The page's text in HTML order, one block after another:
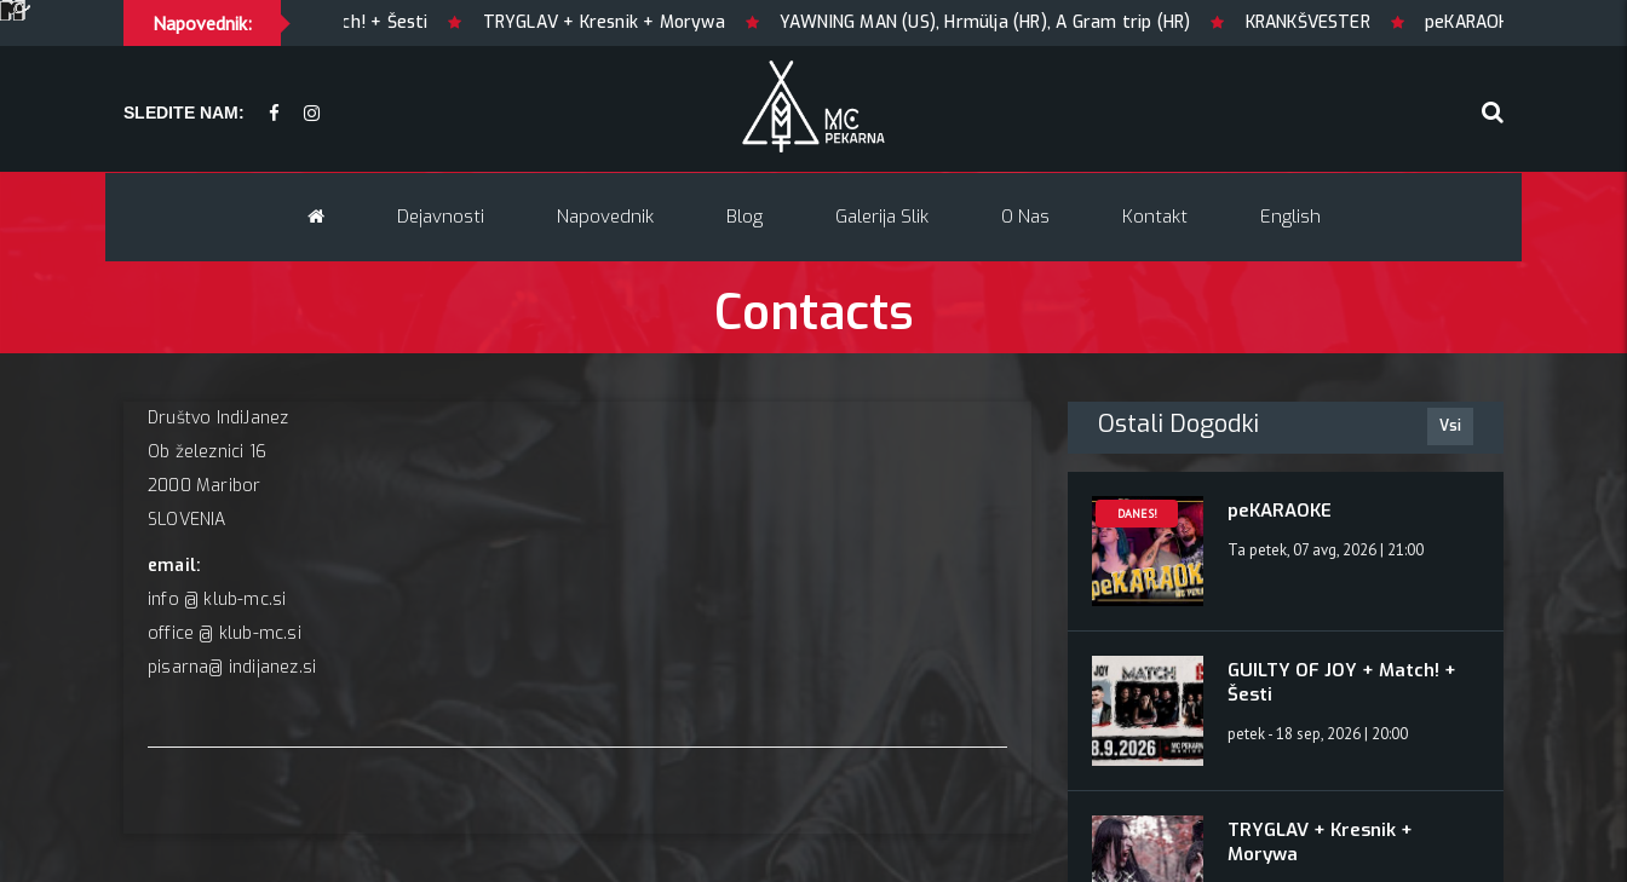
Napovednik:
GUILTY OF JOY + Match! + Šesti TRYGLAV + Kresnik + Morywa YAWNING MAN (US), Hrmülja (HR), A Gram trip (HR) KRANKŠVESTER peKARAOKE
SLEDITE NAM:
Dejavnosti Napovednik Blog Galerija Slik O Nas Kontakt English
Contacts
Društvo IndiJanez
Ob železnici 16
2000 Maribor
SLOVENIA
email:
info @ klub-mc.si
office @ klub-mc.si
pisarna@ indijanez.si
Ostali Dogodki Vsi
DANES! peKARAOKE
Ta petek, 07 avg, 2026 | 21:00
GUILTY OF JOY + Match! +
Šesti
petek - 18 sep, 2026 | 20:00
TRYGLAV + Kresnik +
Morywa